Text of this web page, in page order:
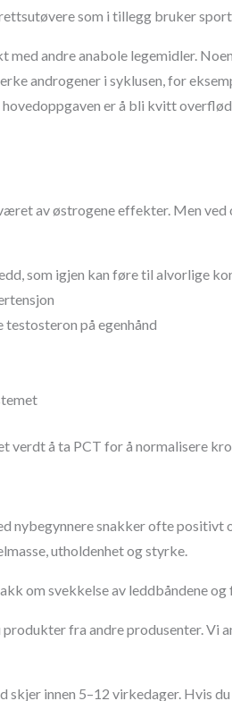
som i tillegg bruker
andre anabole legemidler.
androgener i syklusen, for
er å bli kvitt
av østrogene effekter. Men ved
som igjen kan føre til alvorlige
på egenhånd
verdt å ta PCT for å normalisere
nybegynnere snakker ofte positivt
utholdenhet og styrke.
om svekkelse av leddbåndene
fra andre produsenter. Vi
innen 5–12 virkedager. Hvis